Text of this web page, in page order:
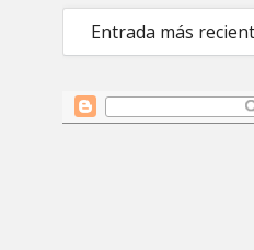
Entrada más